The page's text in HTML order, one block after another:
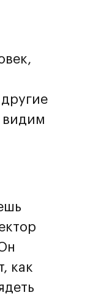
видим
как